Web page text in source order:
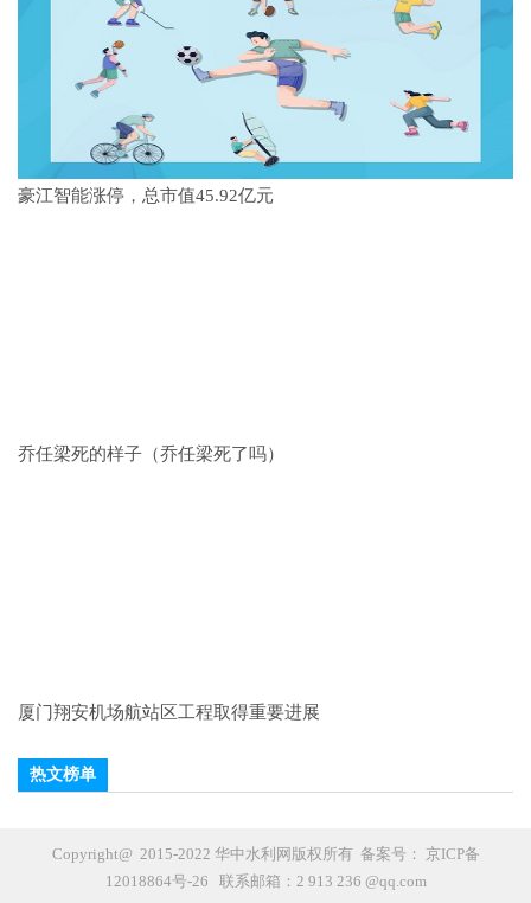
豪江智能涨停，总市值45.92亿元
乔任梁死的样子（乔任梁死了吗）
厦门翔安机场航站区工程取得重要进展
热文榜单
Copyright@ 2015-2022 华中水利网版权所有 备案号： 京ICP备
12018864号-26 联系邮箱：2 913 236 @qq.com